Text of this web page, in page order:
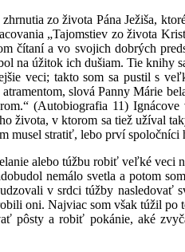
zo života Pána Ježiša, ktoré
„Tajomstiev zo života
čítaní a vo svojich dobrých
na úžitok ich dušiam. Tie
veci; takto som sa pustil s
slová Panny Márie
(Autobiografia 11)
života, v ktorom sa tiež užíval
musel stratiť, lebo prví
alebo túžbu robiť veľké veci
nemálo svetla a potom
v srdci túžby nasledovať
oni. Najviac som však túžil po
pôsty a robiť pokánie, aké